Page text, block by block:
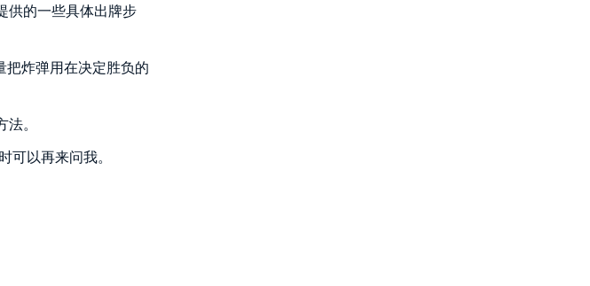
供的一些具体出牌步
把炸弹用在决定胜负的
。
以再来问我。